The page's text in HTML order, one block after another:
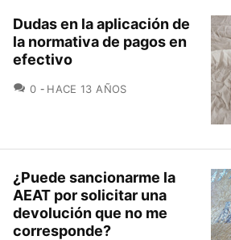
Dudas en la aplicación de
la normativa de pagos en
efectivo
0 COMENTARIOS
HACE 13 AÑOS
¿Puede sancionarme la
AEAT por solicitar una
devolución que no me
corresponde?